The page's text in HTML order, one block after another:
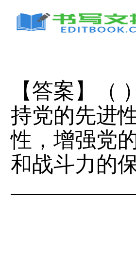
【答案】（
持党的先进
性，增强党
和战斗力的保